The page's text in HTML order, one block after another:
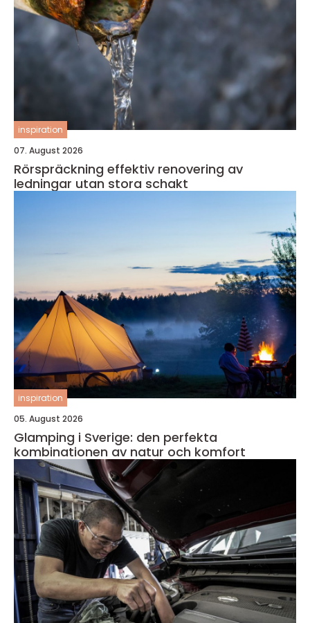
inspiration
07. August 2026
Rörspräckning effektiv renovering av
ledningar utan stora schakt
inspiration
05. August 2026
Glamping i Sverige: den perfekta
kombinationen av natur och komfort